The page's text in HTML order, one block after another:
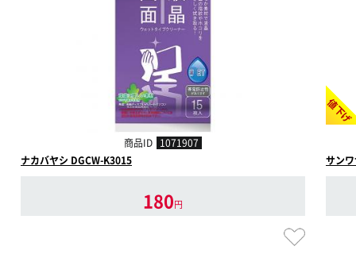
商品ID 1071907
ナカバヤシ DGCW-K3015
180円
値下げ
サン